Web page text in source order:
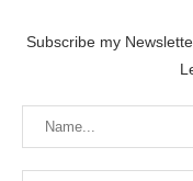
Subscribe my